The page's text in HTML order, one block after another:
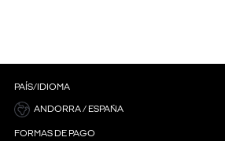
PAÍS/IDIOMA
ANDORRA / ESPAÑA
FORMAS DE PAGO